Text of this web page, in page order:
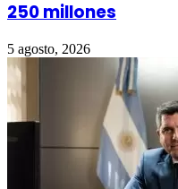
250 millones
5 agosto, 2026